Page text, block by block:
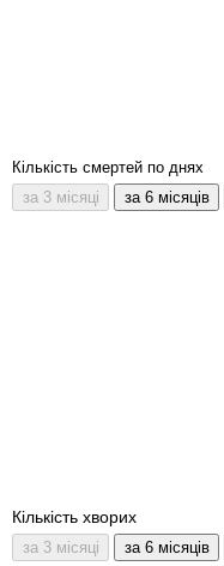
Кількість смертей по днях
Кількість хворих